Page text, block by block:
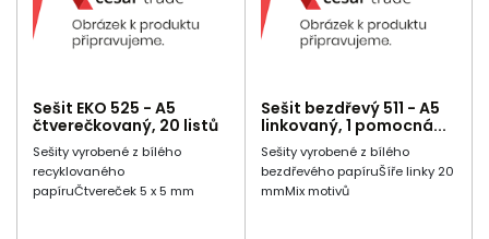
Sešit EKO 525 - A5
čtverečkovaný, 20 listů
Sešity vyrobené z bílého
recyklovaného
papíruČtvereček 5 x 5 mm
Sešit bezdřevý 511 - A5
linkovaný, 1 pomocná...
Sešity vyrobené z bílého
bezdřevého papíruŠíře linky 20
mmMix motivů